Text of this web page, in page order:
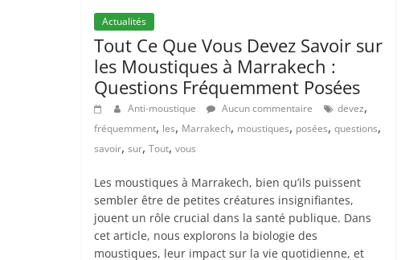
Actualités
Tout Ce Que Vous Devez Savoir sur
les Moustiques à Marrakech :
Questions Fréquemment Posées
Anti-moustique Aucun commentaire devez,
fréquemment, les, Marrakech, moustiques, posées, questions,
savoir, sur, Tout, vous
Les moustiques à Marrakech, bien qu’ils puissent
sembler être de petites créatures insignifiantes,
jouent un rôle crucial dans la santé publique. Dans
cet article, nous explorons la biologie des
moustiques, leur impact sur la vie quotidienne, et